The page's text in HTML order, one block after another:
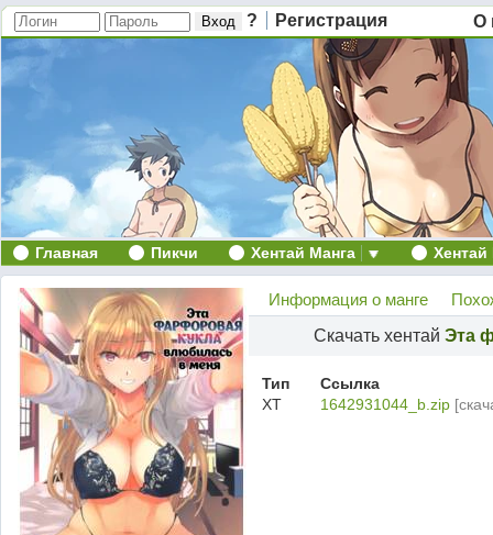
? Регистрация О
Главная Пикчи Хентай Манга
Информация о манге
Скачать хентай Эта
Тип
Ссылка
ХТ
1642931044_b.zip